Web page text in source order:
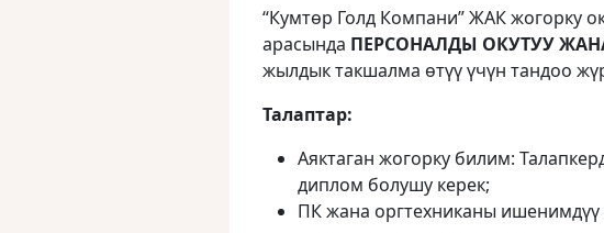
“Кумтөр Голд Компани” ЖАК жогорку
арасында ПЕРСОНАЛДЫ ОКУТУУ
жылдык такшалма өтүү үчүн тандоо
Талаптар:
Аяктаган жогорку билим:
диплом болушу керек;
ПК жана оргтехниканы